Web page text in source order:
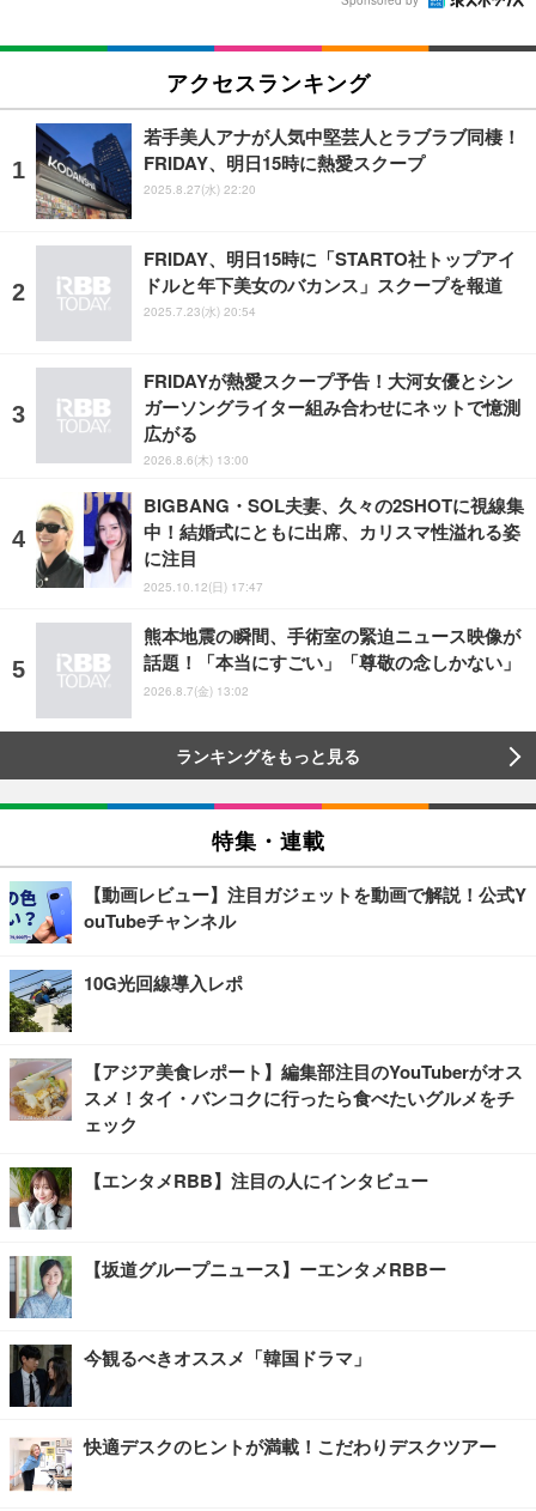
アクセスランキング
若手美人アナが人気中堅芸人とラブラブ同棲！
FRIDAY、明日15時に熱愛スクープ
2025.8.27(水) 22:20
FRIDAY、明日15時に「STARTO社トップアイ
ドルと年下美女のバカンス」スクープを報道
2025.7.23(水) 20:54
FRIDAYが熱愛スクープ予告！大河女優とシン
ガーソングライター組み合わせにネットで憶測
広がる
2026.8.6(木) 13:00
BIGBANG・SOL夫妻、久々の2SHOTに視線集
中！結婚式にともに出席、カリスマ性溢れる姿
に注目
2025.10.12(日) 17:47
熊本地震の瞬間、手術室の緊迫ニュース映像が
話題！「本当にすごい」「尊敬の念しかない」
2026.8.7(金) 13:02
ランキングをもっと見る
特集・連載
【動画レビュー】注目ガジェットを動画で解説！公式Y
ouTubeチャンネル
10G光回線導入レポ
【アジア美食レポート】編集部注目のYouTuberがオス
スメ！タイ・バンコクに行ったら食べたいグルメをチ
ェック
【エンタメRBB】注目の人にインタビュー
【坂道グループニュース】ーエンタメRBBー
今観るべきオススメ「韓国ドラマ」
快適デスクのヒントが満載！こだわりデスクツアー